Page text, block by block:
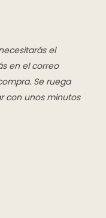
el
en el correo
Se ruega
con unos minutos